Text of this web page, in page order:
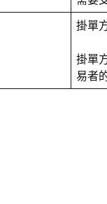
掛單
掛單
易者